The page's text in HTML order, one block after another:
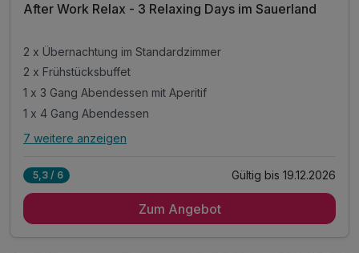
After Work Relax - 3 Relaxing Days im Sauerland
2 x Übernachtung im Standardzimmer
2 x Frühstücksbuffet
1 x 3 Gang Abendessen mit Aperitif
1 x 4 Gang Abendessen
Alle Inklusivleistungen
7 weitere anzeigen
5,3 / 6 Gültig bis 19.12.2026
Zum Angebot